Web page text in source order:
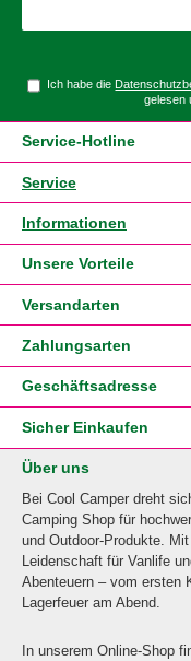
Ich habe die
gelesen
Service-Hotline
Service
Informationen
Unsere Vorteile
Versandarten
Zahlungsarten
Geschäftsadresse
Sicher Einkaufen
Über uns
Bei Cool Camper dreht
Camping Shop für
und Outdoor-Produkte.
Leidenschaft für Vanlife
Abenteuern – vom ersten
Lagerfeuer am Abend.
In unserem Online-Shop